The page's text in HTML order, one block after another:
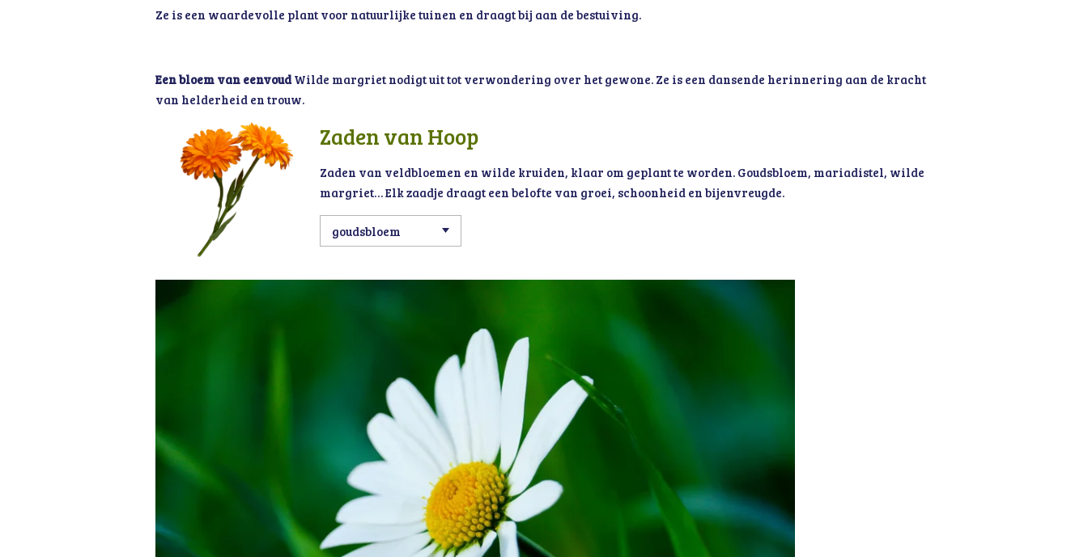
Ze is een waardevolle plant voor natuurlijke tuinen en draagt bij aan de bestuiving.
Een bloem van eenvoudWilde margriet nodigt uit tot verwondering over het gewone. Ze is een dansende herinnering aan de kracht
van helderheid en trouw.
Zaden van Hoop
Zaden van veldbloemen en wilde kruiden, klaar om geplant te worden. Goudsbloem, mariadistel, wilde
margriet… Elk zaadje draagt een belofte van groei, schoonheid en bijenvreugde.